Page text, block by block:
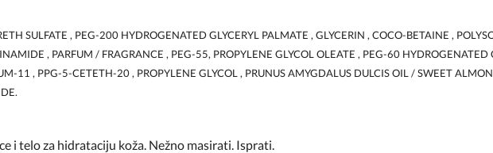
SULFATE , PEG-200 HYDROGENATED GLYCERYL PALMATE , GLYCERIN , COCO-BETAINE ,
, PARFUM / FRAGRANCE , PEG-55, PROPYLENE GLYCOL OLEATE , PEG-60 HYDROGENATED
11 , PPG-5-CETETH-20 , PROPYLENE GLYCOL , PRUNUS AMYGDALUS DULCIS OIL / SWEET
i telo za hidrataciju koža. Nežno masirati. Isprati.